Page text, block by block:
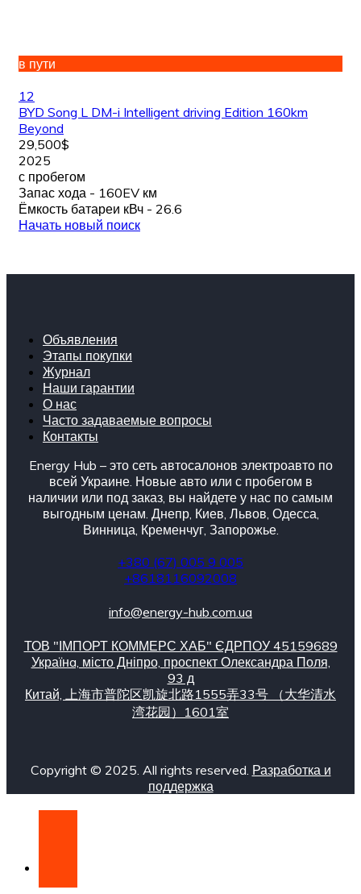
в пути
12
BYD Song L DM-i Intelligent driving Edition 160km
Beyond
29,500$
2025
с пробегом
Запас хода - 160EV км
Ёмкость батареи кВч - 26.6
Начать новый поиск
Объявления
Этапы покупки
Журнал
Наши гарантии
О нас
Часто задаваемые вопросы
Контакты
Energy Hub – это сеть автосалонов электроавто по
всей Украине. Новые авто или с пробегом в
наличии или под заказ, вы найдете у нас по самым
выгодным ценам. Днепр, Киев, Львов, Одесса,
Винница, Кременчуг, Запорожье.
+380 (67) 005 9 005
+8618116092008
info@energy-hub.com.ua
ТОВ "ІМПОРТ КОММЕРС ХАБ" ЄДРПОУ 45159689
Українa, місто Дніпро, проспект Олександра Поля,
93 д
Китай, 上海市普陀区凯旋北路1555弄33号 （大华清水
湾花园）1601室
Copyright © 2025. All rights reserved. Разработка и
поддержка